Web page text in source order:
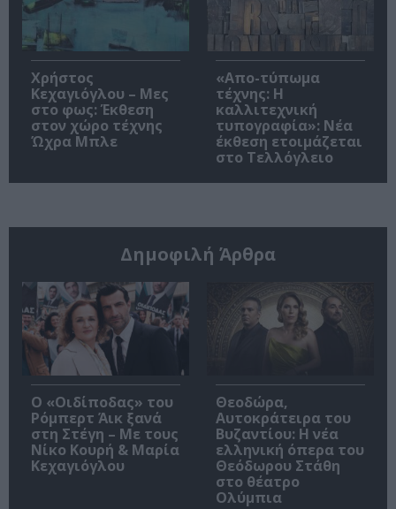
Χρήστος
Κεχαγιόγλου – Μες
στο φως: Έκθεση
στον χώρο τέχνης
Ώχρα Μπλε
«Απο-τύπωμα
τέχνης: H
καλλιτεχνική
τυπογραφία»: Νέα
έκθεση ετοιμάζεται
στο Τελλόγλειο
Δημοφιλή Άρθρα
O «Οιδίποδας» του
Ρόμπερτ Άικ ξανά
στη Στέγη – Με τους
Νίκο Κουρή & Μαρία
Κεχαγιόγλου
Θεοδώρα,
Αυτοκράτειρα του
Βυζαντίου: Η νέα
ελληνική όπερα του
Θεόδωρου Στάθη
στο θέατρο
Ολύμπια